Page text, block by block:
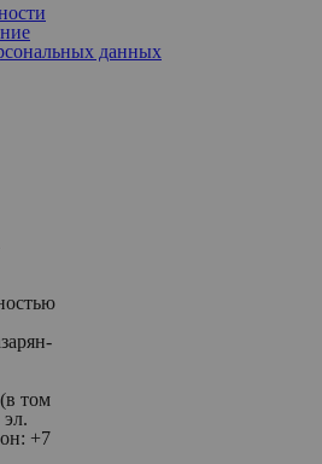
данных
том
+7